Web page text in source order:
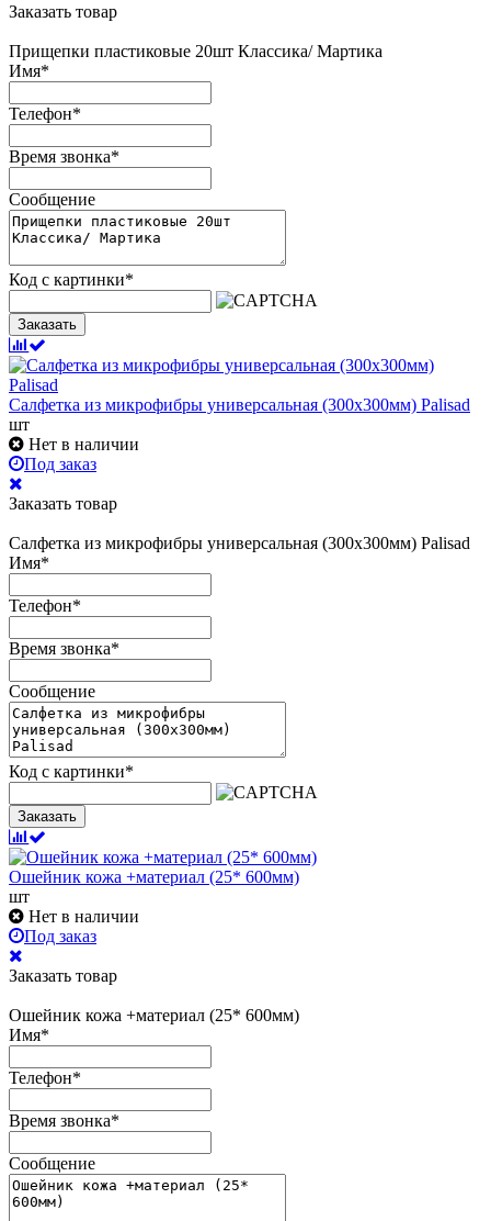
Заказать товар
Прищепки пластиковые 20шт Классика/ Мартика
Имя*
Телефон*
Время звонка*
Сообщение
Код с картинки*
Заказать
Салфетка из микрофибры универсальная (300х300мм) Palisad
шт
Нет в наличии
Под заказ
Заказать товар
Салфетка из микрофибры универсальная (300х300мм) Palisad
Имя*
Телефон*
Время звонка*
Сообщение
Код с картинки*
Заказать
Ошейник кожа +материал (25* 600мм)
шт
Нет в наличии
Под заказ
Заказать товар
Ошейник кожа +материал (25* 600мм)
Имя*
Телефон*
Время звонка*
Сообщение